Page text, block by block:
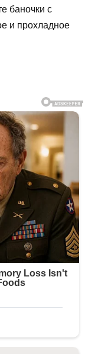
баночки с
и прохладное